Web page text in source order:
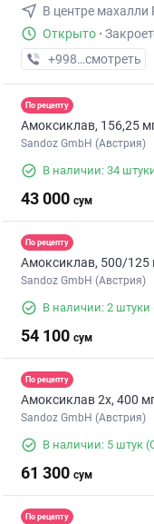
В центре махалли
Открыто ·
+998 (95) XXX-XX-
смотреть
По рецепту
Амоксиклав, 156,25
Sandoz GmbH (Австрия)
В наличии: 34
43 000 сум
По рецепту
Амоксиклав, 500/125
Sandoz GmbH (Австрия)
В наличии: 2 штуки
54 100 сум
По рецепту
Амоксиклав 2х, 400
Sandoz GmbH (Австрия)
В наличии: 5 штук
61 300 сум
По рецепту